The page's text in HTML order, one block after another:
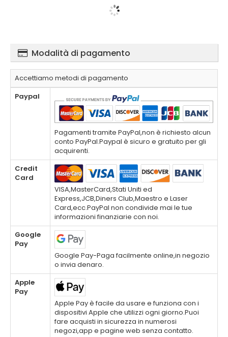
Modalità di pagamento
Accettiamo metodi di pagamento
Paypal
Pagamenti tramite PayPal,non è richiesto alcun
conto PayPal.Paypal è sicuro e gratuito per gli
acquirenti.
Credit
Card
VISA,MasterCard,Stati Uniti ed
Express,JCB,Diners Club,Maestro e Laser
Card,ecc.PayPal non condivide mai le tue
informazioni finanziarie con noi.
Google
Pay
Google Pay-Paga facilmente online,in negozio
o invia denaro.
Apple
Pay
Apple Pay è facile da usare e funziona con i
dispositivi Apple che utilizzi ogni giorno.Puoi
fare acquisti in sicurezza in numerosi
negozi,app e pagine web senza contatto.